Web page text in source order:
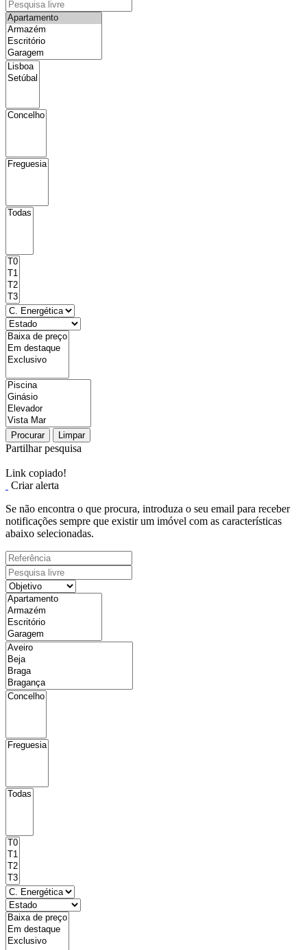
Procurar Limpar
Partilhar pesquisa
Link copiado!
Criar alerta
Se não encontra o que procura, introduza o seu email para receber
notificações sempre que existir um imóvel com as características
abaixo selecionadas.